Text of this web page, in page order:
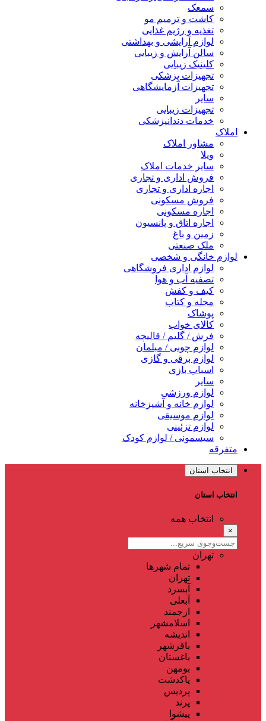
سمعک
کاشت و ترمیم مو
تغذیه و رژیم غذایی
لوازم آرایشی و بهداشتی
سالن آرایش و زیبایی
کلینیک زیبایی
تجهیزات پزشکی
تجهیزات آزمایشگاهی
سایر
تجهیزات زیبایی
خدمات دندانپزشکی
املاک
مشاور املاک
ویلا
سایر خدمات املاک
فروش اداری و تجاری
اجاره اداری و تجاری
فروش مسکونی
اجاره مسکونی
اجاره اتاق و پانسیون
زمین و باغ
ملک صنعتی
لوازم خانگی و شخصی
لوازم اداری فروشگاهی
تصفیه آب و هوا
کیف و کفش
مجله و کتاب
پوشاک
کالای خواب
فرش / گلیم / قالیچه
لوازم چوبی / مبلمان
لوازم برقی و گازی
اسباب بازی
سایر
لوازم ورزشی
لوازم خانه و آشپزخانه
لوازم موسیقی
لوازم تزئینی
سیسمونی / لوازم کودک
متفرقه
انتخاب استان
انتخاب استان
انتخاب همه
×
تهران
تمام شهر‌ها
تهران
آبسرد
آبعلی
ارجمند
اسلامشهر
اندیشه
باقرشهر
باغستان
بومهن
پاکدشت
پردیس
پرند
پیشوا